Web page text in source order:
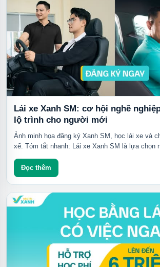
Lái xe Xanh SM: cơ hội nghề
lộ trình cho người mới
Ảnh minh họa đăng ký Xanh SM, học lái xe và
xế. Tóm tắt nhanh: Lái xe Xanh SM là lựa chọn
Đọc thêm